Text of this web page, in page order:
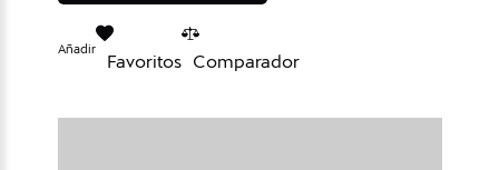
Añadir
Favoritos Comparador